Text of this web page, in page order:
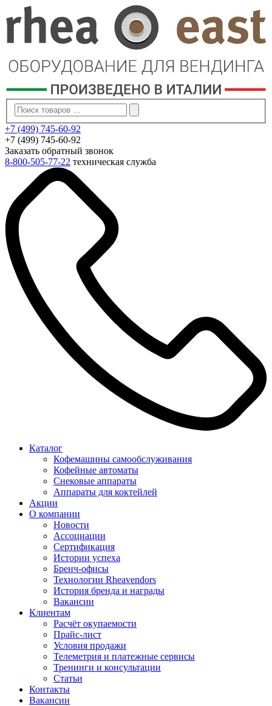
+7 (499) 745-60-92
+7 (499) 745-60-92
Заказать обратный звонок
8-800-505-77-22 техническая служба
Каталог
Кофемашины самообслуживания
Кофейные автоматы
Снековые аппараты
Аппараты для коктейлей
Акции
О компании
Новости
Ассоциации
Сертификация
Истории успеха
Бренч-офисы
Технологии Rheavendors
История бренда и награды
Вакансии
Клиентам
Расчёт окупаемости
Прайс-лист
Условия продажи
Телеметрия и платежные сервисы
Тренинги и консультации
Статьи
Контакты
Вакансии